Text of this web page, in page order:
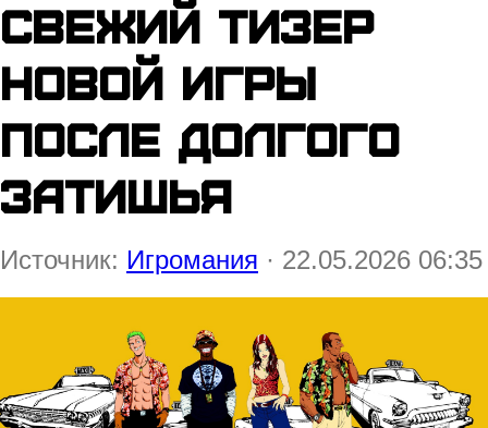
свежий тизер
новой игры
после долгого
затишья
Источник: Игромания · 22.05.2026 06:35